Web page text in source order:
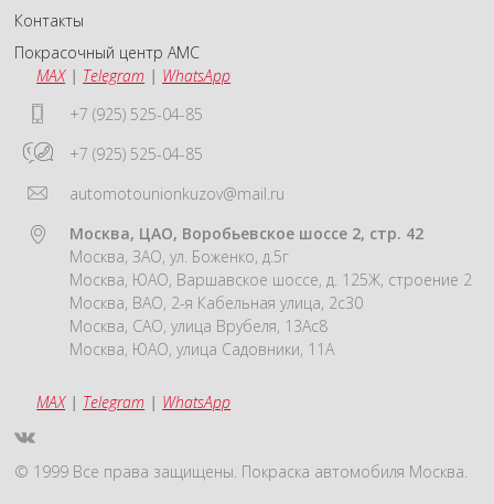
Контакты
Покрасочный центр АМС
MAX| Telegram | WhatsApp
+7 (925) 525-04-85
+7 (925) 525-04-85
automotounionkuzov@mail.ru
Москва, ЦАО, Воробьевское шоссе 2, стр. 42
Москва, ЗАО, ул. Боженко, д.5г
Москва, ЮАО, Варшавское шоссе, д. 125Ж, строение 2
Москва, ВАО, 2-я Кабельная улица, 2с30
Москва, САО, улица Врубеля, 13Ас8
Москва, ЮАО, улица Садовники, 11А
MAX| Telegram | WhatsApp
© 1999 Все права защищены. Покраска автомобиля Москва.